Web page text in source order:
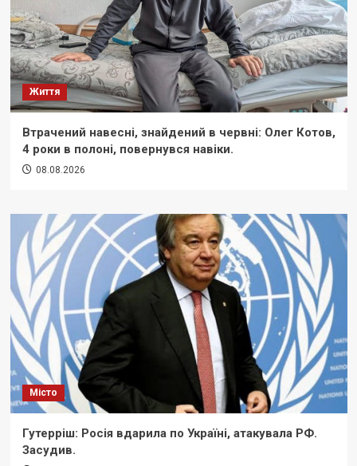
Життя
Втрачений навесні, знайдений в червні: Олег Котов,
4 роки в полоні, повернувся навіки.
08.08.2026
Місто
Гутерріш: Росія вдарила по Україні, атакувала РФ.
Засудив.